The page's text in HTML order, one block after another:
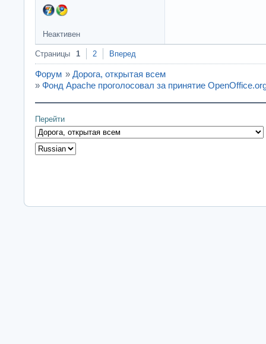
Неактивен
Страницы 1 2 Вперед
Форум » Дорога, открытая всем
» Фонд Apache проголосовал за принятие
Перейти